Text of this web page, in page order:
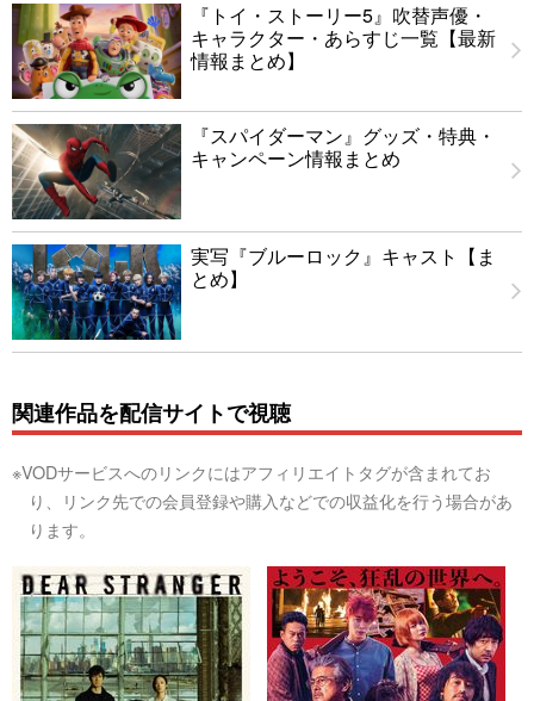
『トイ・ストーリー5』吹替声優・
キャラクター・あらすじ一覧【最新
情報まとめ】
『スパイダーマン』グッズ・特典・
キャンペーン情報まとめ
実写『ブルーロック』キャスト【ま
とめ】
関連作品を配信サイトで視聴
※VODサービスへのリンクにはアフィリエイトタグが含まれてお
り、リンク先での会員登録や購入などでの収益化を行う場合があ
ります。